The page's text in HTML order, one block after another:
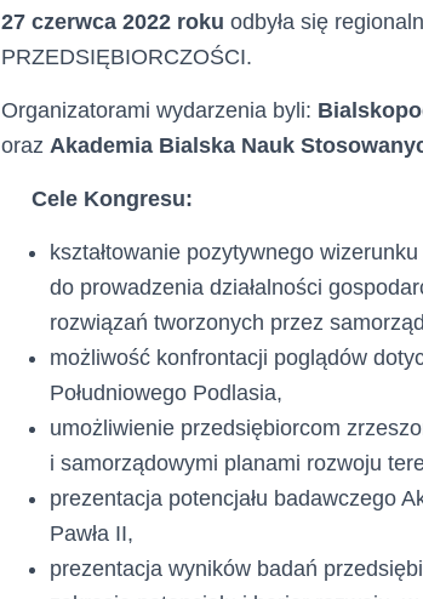
27 czerwca 2022 roku odbyła się
PRZEDSIĘBIORCZOŚCI.
Organizatorami wydarzenia byli:
oraz Akademia Bialska Nauk
Cele Kongresu:
kształtowanie pozytywnego
do prowadzenia działalności
rozwiązań tworzonych przez
możliwość konfrontacji poglądów
Południowego Podlasia,
umożliwienie przedsiębiorcom
i samorządowymi planami rozwoju
prezentacja potencjału badawczego
Pawła II,
prezentacja wyników badań